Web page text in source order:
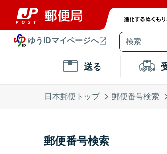
ゆうIDマイページへ
送る
日本郵便トップ 郵便番号検索
郵便番号検索